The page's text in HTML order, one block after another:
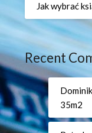
Jak wybrać
Recent
Dominik
35m2